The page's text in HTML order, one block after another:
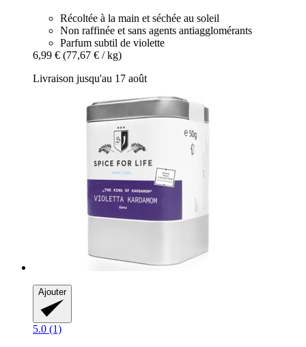
Récoltée à la main et séchée au soleil
Non raffinée et sans agents antiagglomérants
Parfum subtil de violette
6,99 € (77,67 € / kg)
Livraison jusqu'au 17 août
Ajouter
5.0 (1)